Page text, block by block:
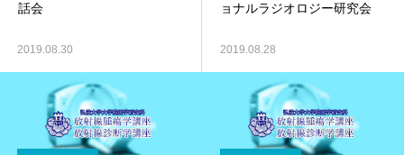
話会
2019.08.30
ョナルラジオロジー研究会
2019.08.28